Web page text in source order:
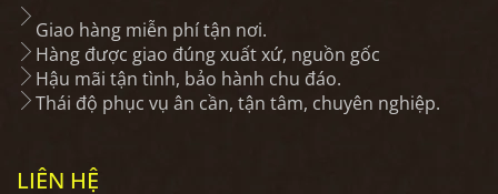
Giao hàng miễn phí tận nơi.
Hàng được giao đúng xuất xứ, nguồn gốc
Hậu mãi tận tình, bảo hành chu đáo.
Thái độ phục vụ ân cần, tận tâm, chuyên nghiệp.
LIÊN HỆ